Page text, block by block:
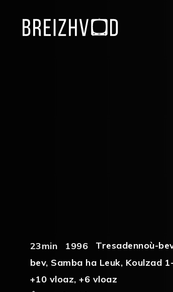
23min 1996 Tresadennoù-
bev, Samba ha Leuk, Koulzad
+10 vloaz,+6 vloaz